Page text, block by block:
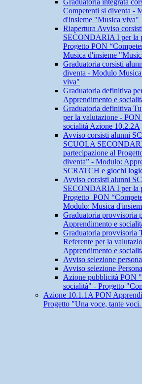
Graduatoria integrata
Competenti si diventa -
d'insieme "Musica viva"
Riapertura Avviso
SECONDARIA I per la
Progetto PON
Musica d'insieme
Graduatoria corsisti
diventa - Modulo
viva"
Graduatoria definitiva
Apprendimento e
Graduatoria definitiva
per la valutazione -
socialità Azione 10.2.2A
Avviso corsisti alunni
SCUOLA
partecipazione al
diventa” - Modulo:
SCRATCH e giochi
Avviso corsisti alunni
SECONDARIA I per la
Progetto PON
Modulo: Musica
Graduatoria provvisoria
Apprendimento e
Graduatoria provvisoria
Referente per la
Apprendimento e
Avviso selezione
Avviso selezione
Azione pubblicità PON
socialità" - Progetto
Azione 10.1.1A PON
Progetto "Una voce, tante